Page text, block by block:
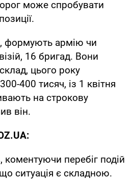
може спробувати
формують армію чи
16 бригад. Вони
цього року
400 тисяч, із 1 квітня
на строкову
він.
коментуючи перебіг подій
ситуація є складною.